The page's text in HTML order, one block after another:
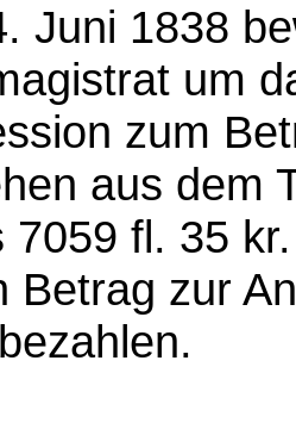
Juni 1838
um
zum
aus dem
7059 fl. 35
Betrag zur